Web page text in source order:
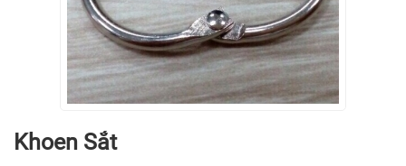
Khoen Sắt